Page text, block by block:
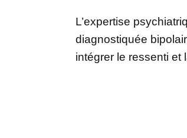
L’expertise
diagnostiquée
intégrer le ressenti et